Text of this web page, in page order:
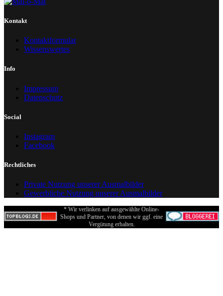
Kontakt
Kontaktformular
Wissenswertes
Info
Impressum
Datenschutz
Social
Instagram
Facebook
Rechtliches
Private Nutzung unserer Ausmalbilder
Gewerbliche Nutzung unserer Ausmalbilder
* Wir verlinken auf ausgewählte Online-
Shops und Partner, von denen wir ggf. eine
Vergütung erhalten.